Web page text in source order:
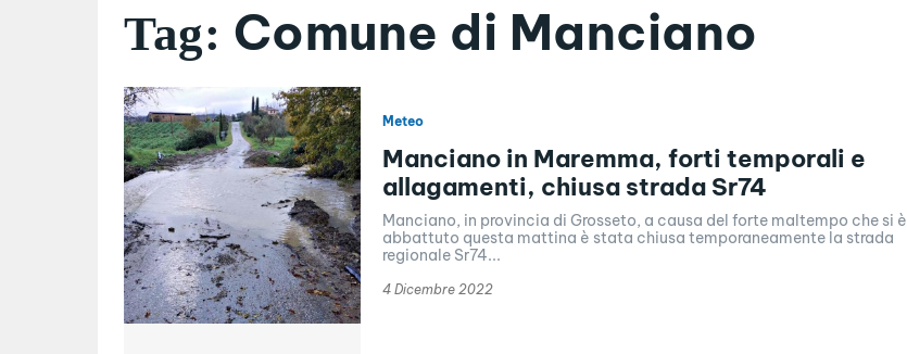
Tag: Comune di Manciano
Meteo
Manciano in Maremma, forti temporali e
allagamenti, chiusa strada Sr74
Manciano, in provincia di Grosseto, a causa del forte maltempo che si è
abbattuto questa mattina è stata chiusa temporaneamente la strada
regionale Sr74...
4 Dicembre 2022